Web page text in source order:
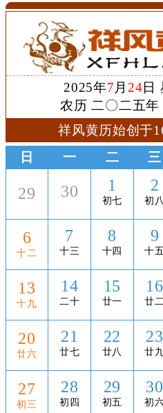
2025年7 月 24日
农历 二〇二五年
祥风黄历始创于
日
一 二 三
29 30 1
初七
2
初八
6
十二
7
十三
8
十四
9
十五
13
十九
14
二十
15
廿一
16
廿二
20
廿六
21
廿七
22
廿八
23
廿
27
初三
28
初四
29
初五
30
初